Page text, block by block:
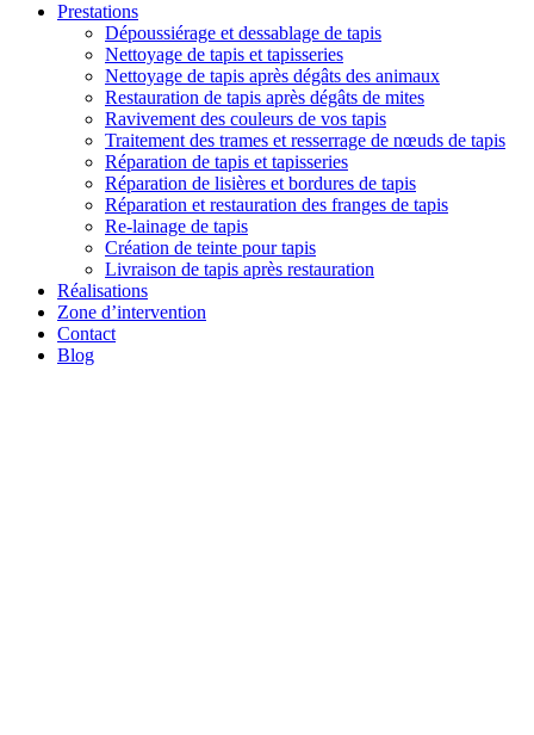
Prestations
Dépoussiérage et dessablage de tapis
Nettoyage de tapis et tapisseries
Nettoyage de tapis après dégâts des animaux
Restauration de tapis après dégâts de mites
Ravivement des couleurs de vos tapis
Traitement des trames et resserrage de nœuds de tapis
Réparation de tapis et tapisseries
Réparation de lisières et bordures de tapis
Réparation et restauration des franges de tapis
Re-lainage de tapis
Création de teinte pour tapis
Livraison de tapis après restauration
Réalisations
Zone d’intervention
Contact
Blog